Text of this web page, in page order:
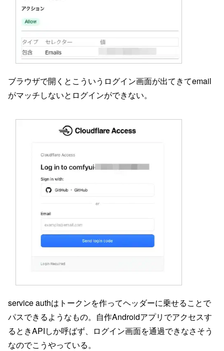
ブラウザで開くとこういうログイン画面が出てきてemail
がマッチしないとログインができない。
service authはトークンを作ってヘッダーに乗せることで
パスできるようなもの。自作Androidアプリでアクセスす
るときAPIしか呼ばず、ログイン画面を通過できなさそう
なのでこうやっている。